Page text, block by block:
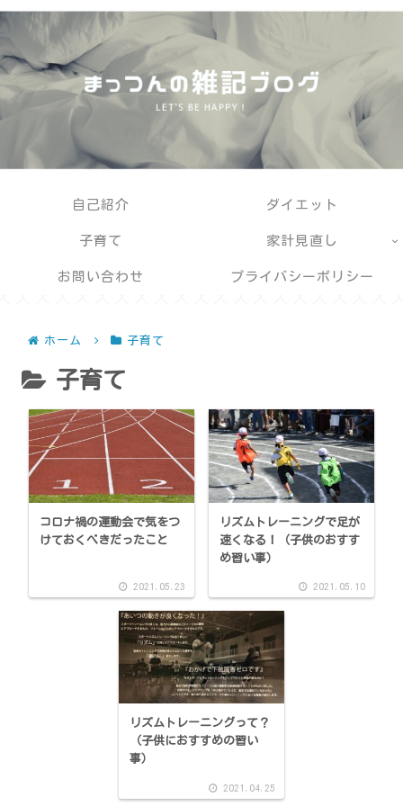
自己紹介 ダイエット
子育て 家計見直し
お問い合わせ プライバシーポリシー
ホーム 子育て
子育て
コロナ禍の運動会で気をつ
けておくべきだったこと
2021.05.23
リズムトレーニングで足が
速くなる！（子供のおすす
め習い事）
2021.05.10
リズムトレーニングって？
（子供におすすめの習い
事）
2021.04.25